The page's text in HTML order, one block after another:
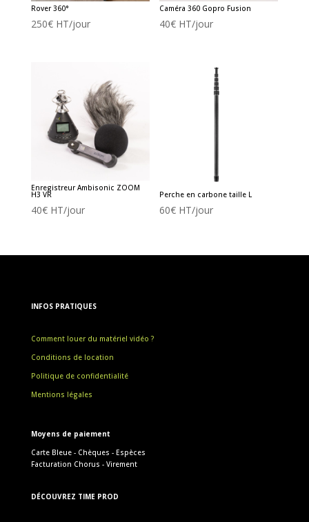
Rover 360°
250€HT/jour
Caméra 360 Gopro Fusion
40€ HT/jour
Enregistreur Ambisonic ZOOM
H3 VR
40€HT/jour
Perche en carbone taille L
60€ HT/jour
INFOS PRATIQUES
Comment louer du matériel vidéo ?
Conditions de location
Politique de confidentialité
Mentions légales
Moyens de paiement
Carte Bleue - Chèques - Espèces
Facturation Chorus - Virement
DÉCOUVREZ TIME PROD